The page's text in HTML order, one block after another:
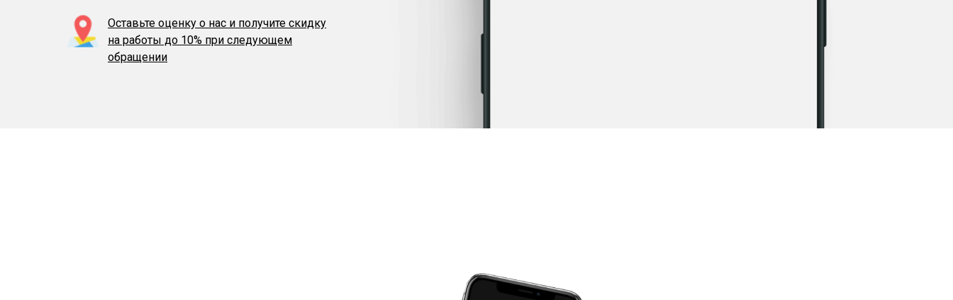
Оставьте оценку о нас и получите скидку
на работы до 10% при следующем
обращении